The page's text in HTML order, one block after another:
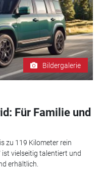
Bildergalerie
Für Familie und
zu 119 Kilometer rein
ist vielseitig talentiert und
erhältlich.